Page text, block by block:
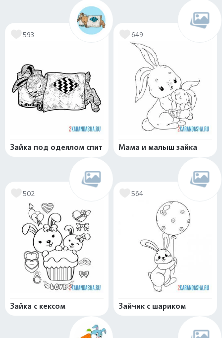
593
Зайка под одеялом спит
649
Мама и малыш зайка
502
Зайка с кексом
564
Зайчик с шариком